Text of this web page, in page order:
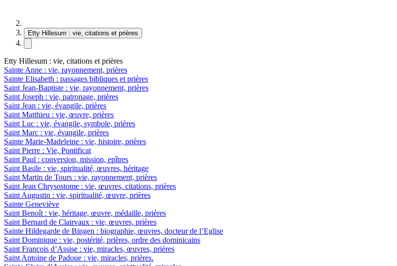
Etty Hillesum : vie, citations et prières
Etty Hillesum : vie, citations et prières
Sainte Anne : vie, rayonnement, prières
Sainte Elisabeth : passages bibliques et prières
Saint Jean-Baptiste : vie, rayonnement, prières
Saint Joseph : vie, patronage, prières
Saint Jean : vie, évangile, prières
Saint Matthieu : vie, œuvre, prières
Saint Luc : vie, évangile, symbole, prières
Saint Marc : vie, évangile, prières
Sainte Marie-Madeleine : vie, histoire, prières
Saint Pierre : Vie, Pontificat
Saint Paul : conversion, mission, epîtres
Saint Basile : vie, spiritualité, œuvres, héritage
Saint Martin de Tours : vie, rayonnement, prières
Saint Jean Chrysostome : vie, œuvres, citations, prières
Saint Augustin : vie, spiritualité, œuvre, prières
Sainte Geneviève
Saint Benoît : vie, héritage, œuvre, médaille, prières
Saint Bernard de Clairvaux : vie, œuvres, prières
Sainte Hildegarde de Bingen : biographie, œuvres, docteur de l’Eglise
Saint Dominique : vie, postérité, prières, ordre des dominicains
Saint François d’Assise : vie, miracles, œuvres, prières
Saint Antoine de Padoue : vie, miracles, prières.